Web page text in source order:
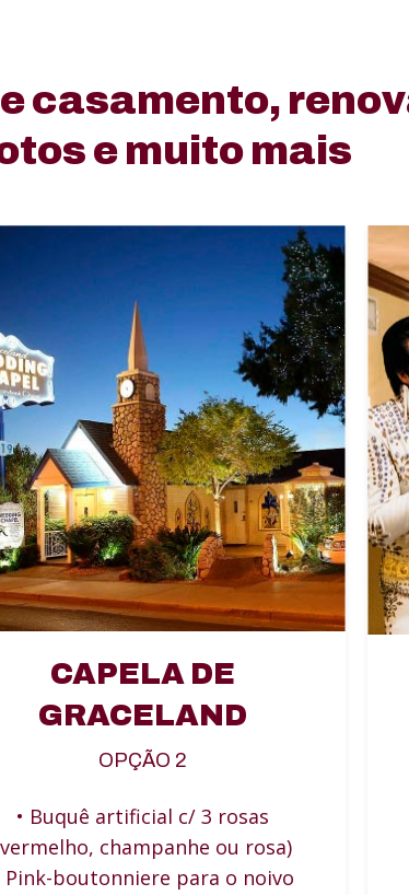
casamento,
e muito mais
CAPELA DE
GRACELAND
OPÇÃO 2
• Buquê artificial c/ 3 rosas
champanhe ou rosa)
Pink-boutonniere para o noivo